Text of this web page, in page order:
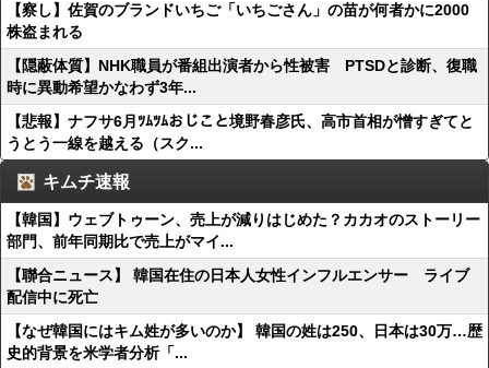
【察し】佐賀のブランドいちご「いちごさん」の苗が何者かに2000
株盗まれる
【隠蔽体質】NHK職員が番組出演者から性被害 PTSDと診断、復職
時に異動希望かなわず3年...
【悲報】ナフサ6月ﾂﾑﾂﾑおじこと境野春彦氏、高市首相が憎すぎてと
うとう一線を越える（スク...
キムチ速報
【韓国】ウェブトゥーン、売上が減りはじめた？カカオのストーリー
部門、前年同期比で売上がマイ...
【聯合ニュース】 韓国在住の日本人女性インフルエンサー ライブ
配信中に死亡
【なぜ韓国にはキム姓が多いのか】 韓国の姓は250、日本は30万…歴
史的背景を米学者分析「...